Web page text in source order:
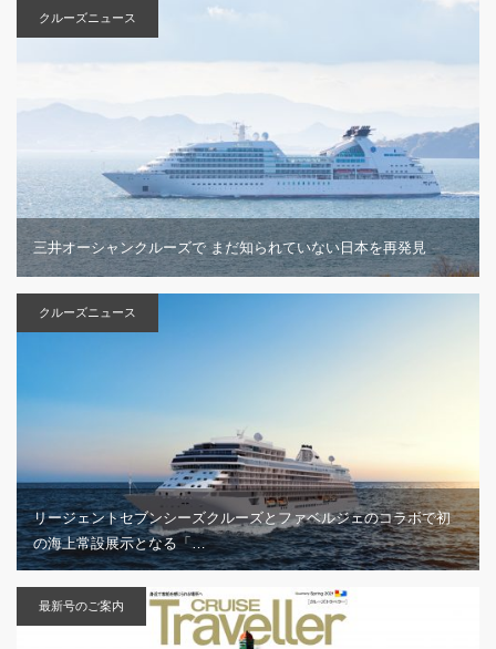
クルーズニュース
三井オーシャンクルーズで まだ知られていない日本を再発見
クルーズニュース
リージェントセブンシーズクルーズとファベルジェのコラボで初
の海上常設展示となる「…
最新号のご案内